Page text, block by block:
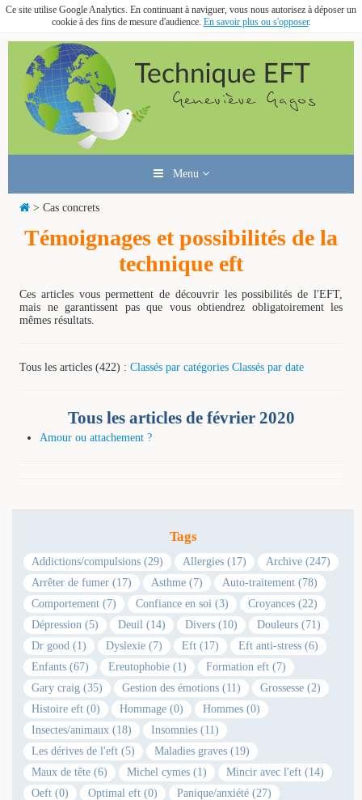
Ce site utilise Google Analytics. En continuant à naviguer, vous nous autorisez à déposer un
cookie à des fins de mesure d'audience. En savoir plus ou s'opposer.
Menu
> Cas concrets
Témoignages et possibilités de la
technique eft
Ces articles vous permettent de découvrir les possibilités de l'EFT,
mais ne garantissent pas que vous obtiendrez obligatoirement les
mêmes résultats.
Tous les articles (422) : Classés par catégories Classés par date
Tous les articles de février 2020
Amour ou attachement ?
Tags
Addictions/compulsions (29) Allergies (17)
Archive (247)
Arrêter de fumer (17)
Asthme (7)
Auto-traitement (78)
Comportement (7)
Confiance en soi (3)
Croyances (22)
Dépression (5)
Deuil (14) Divers (10)
Douleurs (71)
Dr good (1)
Dyslexie (7) Eft (17)
Eft anti-stress (6)
Enfants (67)
Ereutophobie (1)
Formation eft (7)
Gary craig (35)
Gestion des émotions (11)
Grossesse (2)
Histoire eft (0)
Hommage (0)
Hommes (0)
Insectes/animaux (18)
Insomnies (11)
Les dérives de l'eft (5)
Maladies graves (19)
Maux de tête (6)
Michel cymes (1)
Mincir avec l'eft (14)
Oeft (0)
Optimal eft (0)
Panique/anxiété (27)